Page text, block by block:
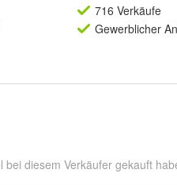
716 Verkäufe
Gewerblicher
bei diesem Verkäufer gekauft